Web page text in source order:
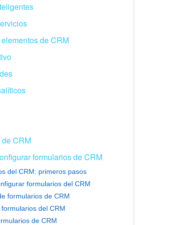
de CRM
CRM
formularios de CRM
del CRM: primeros pasos
formularios del CRM
formularios de CRM
del CRM
de CRM